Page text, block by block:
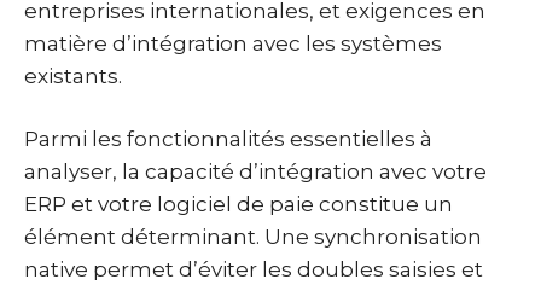
entreprises internationales, et exigences en
matière d’intégration avec les systèmes
existants.
Parmi les fonctionnalités essentielles à
analyser, la capacité d’intégration avec votre
ERP et votre logiciel de paie constitue un
élément déterminant. Une synchronisation
native permet d’éviter les doubles saisies et